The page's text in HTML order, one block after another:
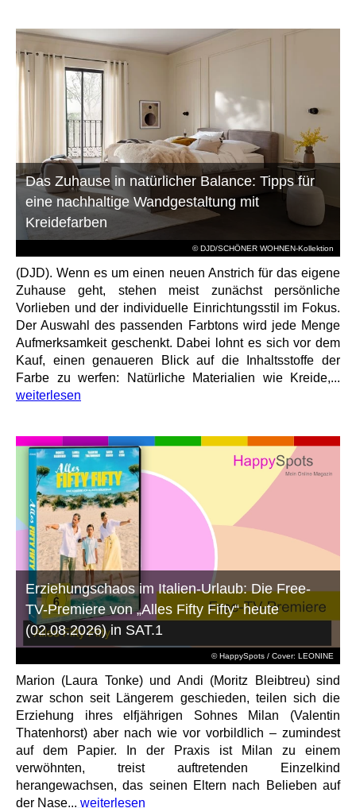
© DJD/SCHÖNER WOHNEN-Kollektion
Das Zuhause in natürlicher Balance: Tipps für
eine nachhaltige Wandgestaltung mit
Kreidefarben
(DJD). Wenn es um einen neuen Anstrich für das eigene
Zuhause geht, stehen meist zunächst persönliche
Vorlieben und der individuelle Einrichtungsstil im Fokus.
Der Auswahl des passenden Farbtons wird jede Menge
Aufmerksamkeit geschenkt. Dabei lohnt es sich vor dem
Kauf, einen genaueren Blick auf die Inhaltsstoffe der
Farbe zu werfen: Natürliche Materialien wie Kreide,...
weiterlesen
© HappySpots / Cover: LEONINE
Erziehungschaos im Italien-Urlaub: Die Free-
TV-Premiere von „Alles Fifty Fifty“ heute
(02.08.2026) in SAT.1
Marion (Laura Tonke) und Andi (Moritz Bleibtreu) sind
zwar schon seit Längerem geschieden, teilen sich die
Erziehung ihres elfjährigen Sohnes Milan (Valentin
Thatenhorst) aber nach wie vor vorbildlich – zumindest
auf dem Papier. In der Praxis ist Milan zu einem
verwöhnten, treist auftretenden Einzelkind
herangewachsen, das seinen Eltern nach Belieben auf
der Nase... weiterlesen